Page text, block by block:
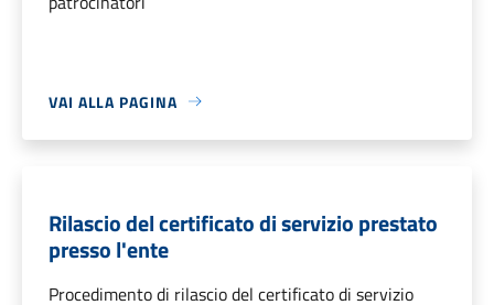
VAI ALLA PAGINA
Rilascio del certificato di servizio prestato
presso l'ente
Procedimento di rilascio del certificato di servizio